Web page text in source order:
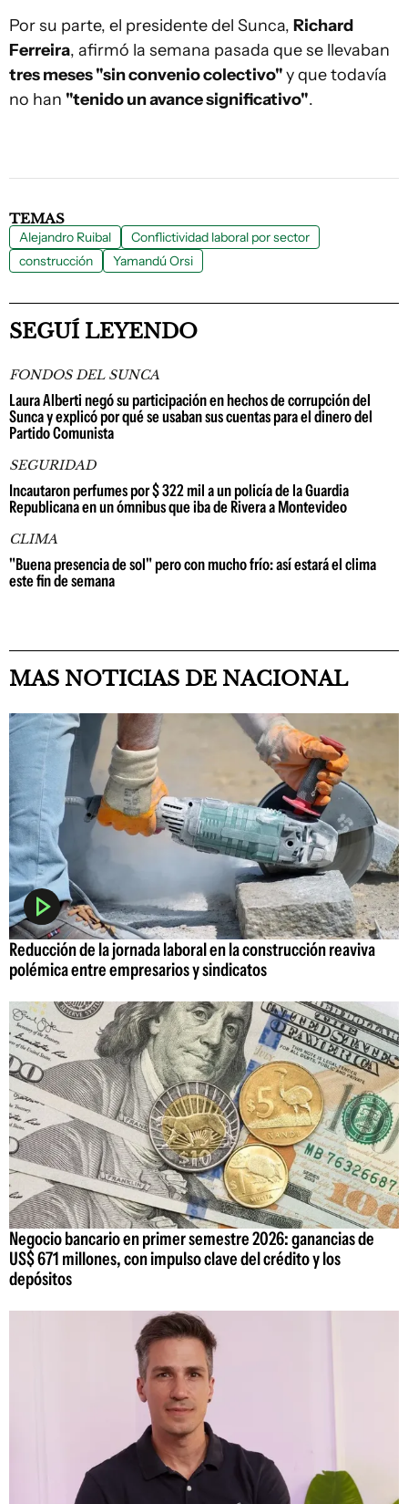
Por su parte, el presidente del Sunca, Richard
Ferreira, afirmó la semana pasada que se llevaban
tres meses "sin convenio colectivo"y que todavía
no han "tenido un avance significativo".
TEMAS
Alejandro Ruibal
Conflictividad laboral por sector
construcción
Yamandú Orsi
SEGUÍ LEYENDO
FONDOS DEL SUNCA
Laura Alberti negó su participación en hechos de corrupción del
Sunca y explicó por qué se usaban sus cuentas para el dinero del
Partido Comunista
SEGURIDAD
Incautaron perfumes por $ 322 mil a un policía de la Guardia
Republicana en un ómnibus que iba de Rivera a Montevideo
CLIMA
"Buena presencia de sol" pero con mucho frío: así estará el clima
este fin de semana
MAS NOTICIAS DE NACIONAL
Reducción de la jornada laboral en la construcción reaviva
polémica entre empresarios y sindicatos
Negocio bancario en primer semestre 2026: ganancias de
US$ 671 millones, con impulso clave del crédito y los
depósitos